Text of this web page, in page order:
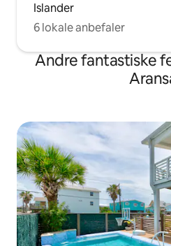
Islander
6 lokale anbefaler
Andre fantastiske